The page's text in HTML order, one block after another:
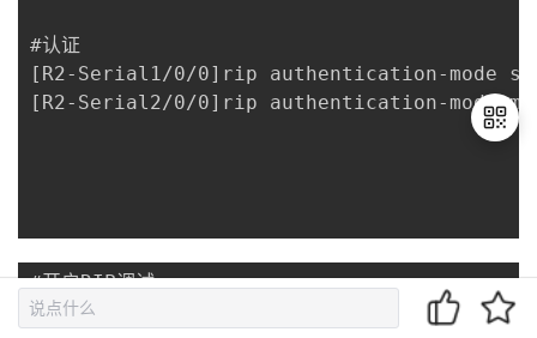
#认证
[R2-Serial1/0/0]rip authentication-mode
[R2-Serial2/0/0]rip authentication-mode
#开启RIP调试
<R1>debug rip 1